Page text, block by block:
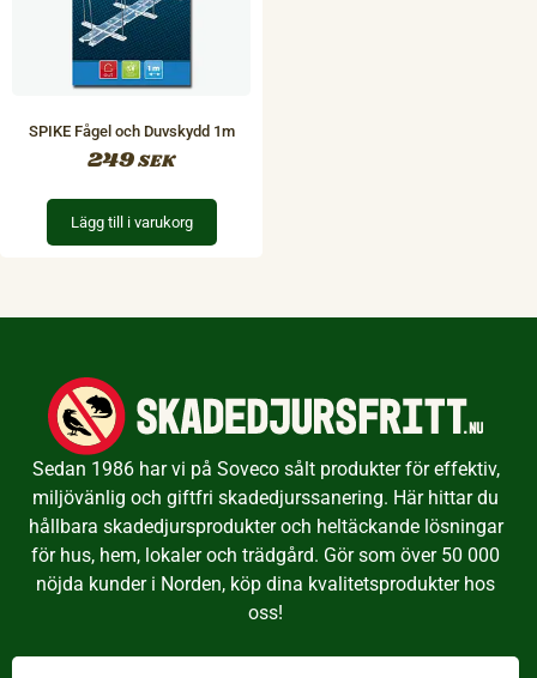
SPIKE Fågel och Duvskydd 1m
249SEK
Lägg till i varukorg
Sedan 1986 har vi på Soveco sålt produkter för effektiv,
miljövänlig och giftfri skadedjurssanering. Här hittar du
hållbara skadedjursprodukter och heltäckande lösningar
för hus, hem, lokaler och trädgård. Gör som över 50 000
nöjda kunder i Norden, köp dina kvalitetsprodukter hos
oss!